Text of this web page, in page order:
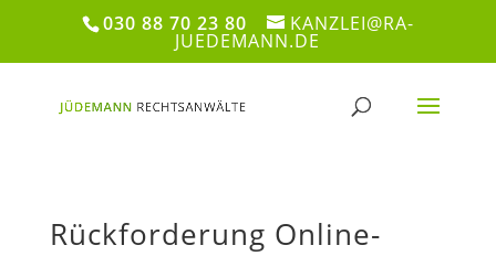
030 88 70 23 80 KANZLEI@RA-
JUEDEMANN.DE
Rückforderung Online-